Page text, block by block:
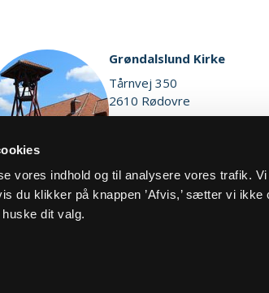
vores indhold og til analysere vores trafik.
du klikker på knappen ’Afvis,’ sætter vi
dit valg.
Grøndalslund Kirke
Tårnvej 350
2610 Rødovre